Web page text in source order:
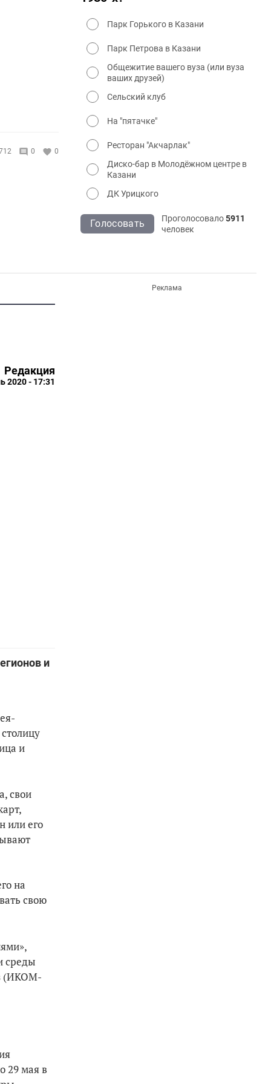
0 0
Парк Горького в Казани
Парк Петрова в Казани
Общежитие вашего вуза (или вуза
ваших друзей)
Сельский клуб
На "пятачке"
Ресторан "Акчарлак"
Диско-бар в Молодёжном центре в
Казани
ДК Урицкого
Голосовать Проголосовало5911
человек
Редакция
2020 - 17:31
и
и
свои
или его
на
свою
среды
(ИКОМ-
29 мая в
Реклама